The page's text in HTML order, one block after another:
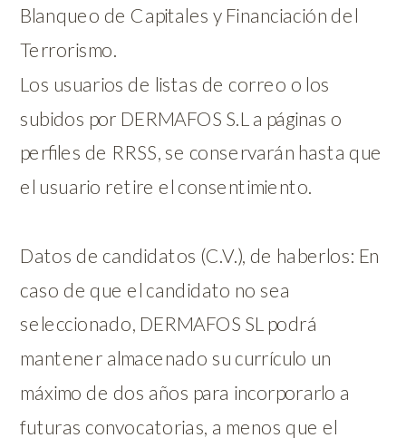
Blanqueo de Capitales y Financiación del
Terrorismo.
Los usuarios de listas de correo o los
subidos por DERMAFOS S.L a páginas o
perfiles de RRSS, se conservarán hasta que
el usuario retire el consentimiento.
Datos de candidatos (C.V.), de haberlos: En
caso de que el candidato no sea
seleccionado, DERMAFOS SL podrá
mantener almacenado su currículo un
máximo de dos años para incorporarlo a
futuras convocatorias, a menos que el